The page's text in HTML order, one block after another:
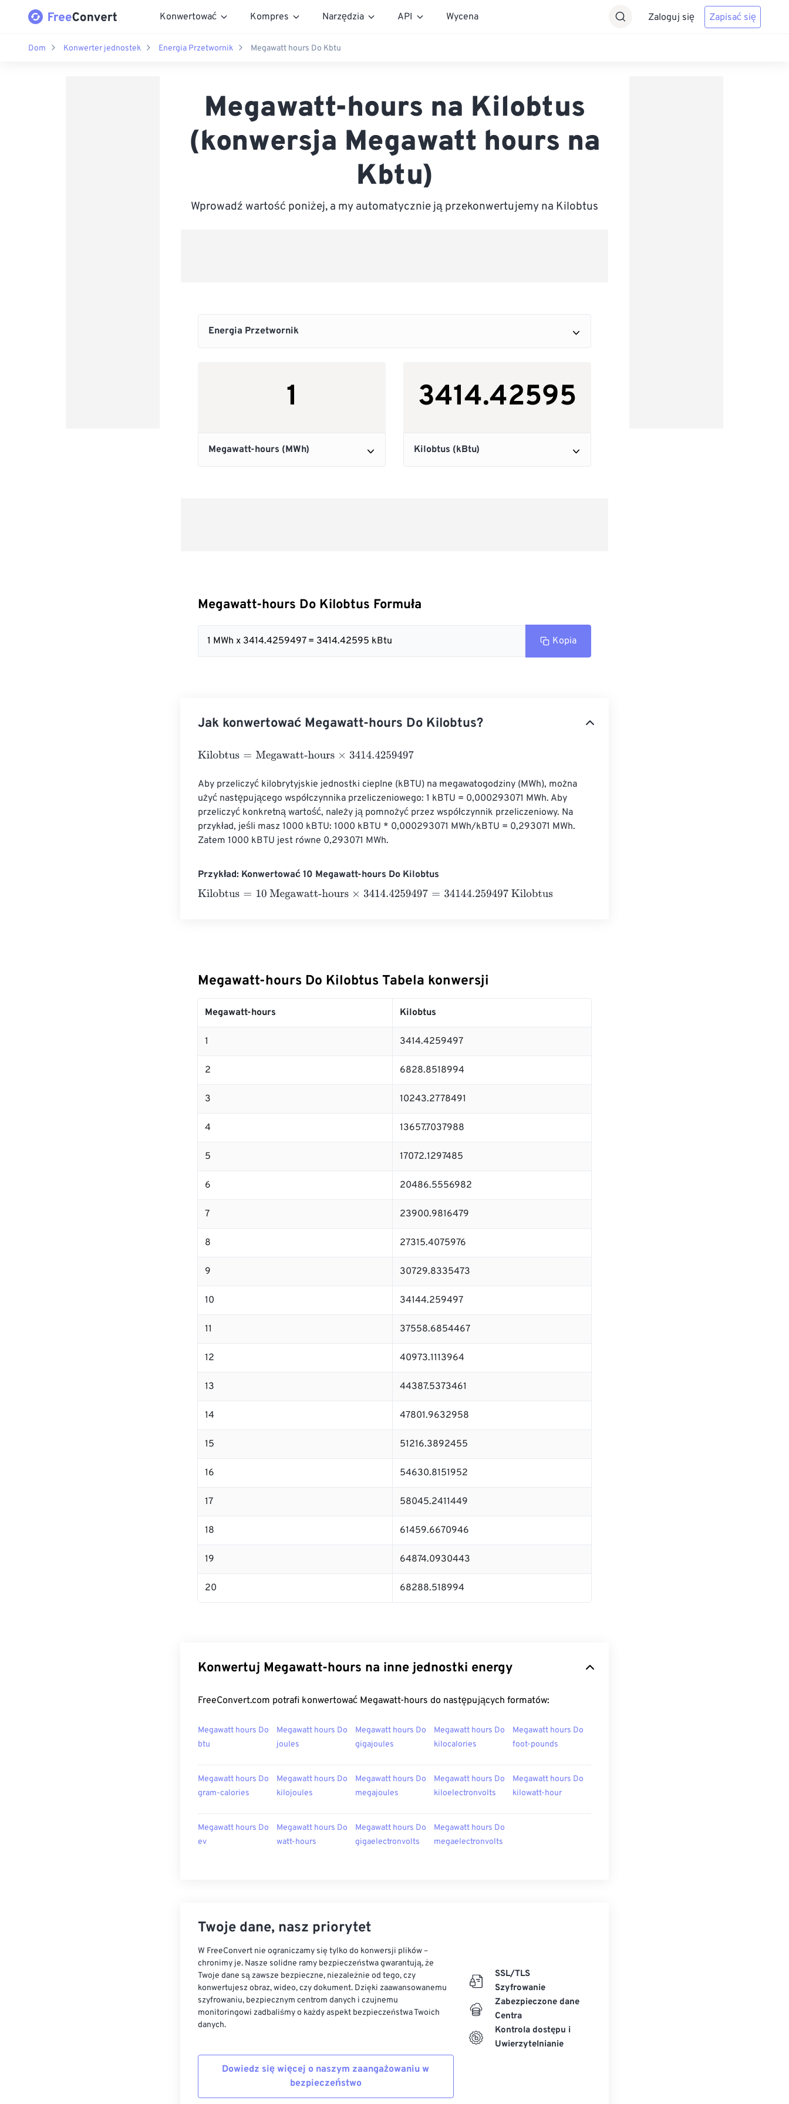
Konwertować Kompres Narzędzia API Wycena Zaloguj się Zapisać się
Dom Konwerter jednostek Energia Przetwornik Megawatt hours Do Kbtu
Megawatt-hours na Kilobtus
(konwersja Megawatt hours na
Kbtu)
Wprowadź wartość poniżej, a my automatycznie ją przekonwertujemy na Kilobtus
Megawatt-hours Do Kilobtus Formuła
1 MWh x 3414.4259497 = 3414.42595 kBtu Kopia
Jak konwertować Megawatt-hours Do Kilobtus?
Kilobtus=Megawatt-hours×3414.4259497
Aby przeliczyć kilobrytyjskie jednostki cieplne (kBTU) na megawatogodziny (MWh), można
użyć następującego współczynnika przeliczeniowego: 1 kBTU = 0,000293071 MWh. Aby
przeliczyć konkretną wartość, należy ją pomnożyć przez współczynnik przeliczeniowy. Na
przykład, jeśli masz 1000 kBTU: 1000 kBTU * 0,000293071 MWh/kBTU = 0,293071 MWh.
Zatem 1000 kBTU jest równe 0,293071 MWh.
Przykład: Konwertować 10 Megawatt-hours Do Kilobtus
Kilobtus=10 Megawatt-hours×3414.4259497=34144.259497 Kilobtus
Megawatt-hours Do Kilobtus Tabela konwersji
Megawatt-hours Kilobtus
1 3414.4259497
2 6828.8518994
3 10243.2778491
4 13657.7037988
5 17072.1297485
6 20486.5556982
7 23900.9816479
8 27315.4075976
9 30729.8335473
10 34144.259497
11 37558.6854467
12 40973.1113964
13 44387.5373461
14 47801.9632958
15 51216.3892455
16 54630.8151952
17 58045.2411449
18 61459.6670946
19 64874.0930443
20 68288.518994
Konwertuj Megawatt-hours na inne jednostki energy
FreeConvert.com potrafi konwertować Megawatt-hours do następujących formatów:
Megawatt hours Do
btu
Megawatt hours Do
joules
Megawatt hours Do
gigajoules
Megawatt hours Do
kilocalories
Megawatt hours Do
foot-pounds
Megawatt hours Do
gram-calories
Megawatt hours Do
kilojoules
Megawatt hours Do
megajoules
Megawatt hours Do
kiloelectronvolts
Megawatt hours Do
kilowatt-hour
Megawatt hours Do
ev
Megawatt hours Do
watt-hours
Megawatt hours Do
gigaelectronvolts
Megawatt hours Do
megaelectronvolts
Twoje dane, nasz priorytet
W FreeConvert nie ograniczamy się tylko do konwersji plików –
chronimy je. Nasze solidne ramy bezpieczeństwa gwarantują, że
Twoje dane są zawsze bezpieczne, niezależnie od tego, czy
konwertujesz obraz, wideo, czy dokument. Dzięki zaawansowanemu
szyfrowaniu, bezpiecznym centrom danych i czujnemu
monitoringowi zadbaliśmy o każdy aspekt bezpieczeństwa Twoich
danych.
Dowiedz się więcej o naszym zaangażowaniu w
bezpieczeństwo
SSL/TLS
Szyfrowanie
Zabezpieczone dane
Centra
Kontrola dostępu i
Uwierzytelnianie